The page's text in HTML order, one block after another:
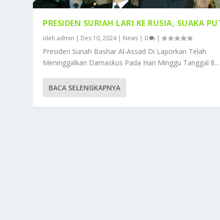
PRESIDEN SURIAH LARI KE RUSIA, SUAKA
oleh admin | Des 10, 2024| News | 0 |
Presiden Suriah Bashar Al-Assad Di Laporkan Telah
Meninggalkan Damaskus Pada Hari Minggu Tanggal 8...
BACA SELENGKAPNYA